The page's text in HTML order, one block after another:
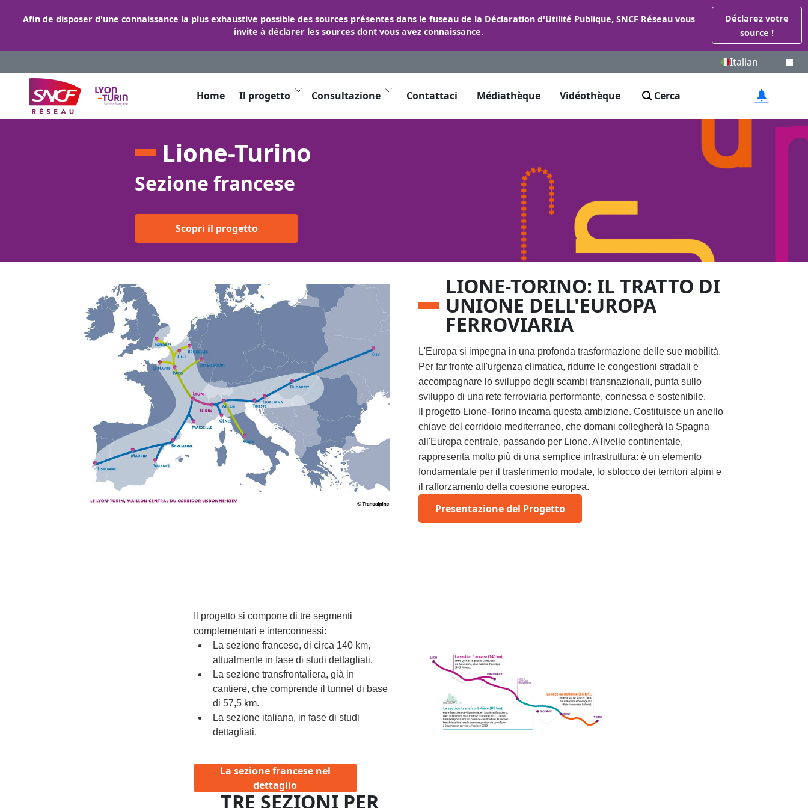
Afin de disposer d'une connaissance la plus exhaustive possible des sources présentes dans le fuseau de la Déclaration d'Utilité Publique, SNCF Réseau vous
invite à déclarer les sources dont vous avez connaissance.
Déclarez votre
source !
Italian
Home Il progetto Consultazione Contattaci Médiathèque Vidéothèque Cerca
Lione-Turino
Sezione francese
Scopri il progetto
LIONE-TORINO: IL TRATTO DI
UNIONE DELL'EUROPA
FERROVIARIA
L'Europa si impegna in una profonda trasformazione delle sue mobilità.
Per far fronte all'urgenza climatica, ridurre le congestioni stradali e
accompagnare lo sviluppo degli scambi transnazionali, punta sullo
sviluppo di una rete ferroviaria performante, connessa e sostenibile.
Il progetto Lione-Torino incarna questa ambizione. Costituisce un anello
chiave del corridoio mediterraneo, che domani collegherà la Spagna
all'Europa centrale, passando per Lione. A livello continentale,
rappresenta molto più di una semplice infrastruttura: è un elemento
fondamentale per il trasferimento modale, lo sblocco dei territori alpini e
il rafforzamento della coesione europea.
Presentazione del Progetto
TRE SEZIONI PER
Il progetto si compone di tre segmenti
complementari e interconnessi:
La sezione francese, di circa 140 km,
attualmente in fase di studi dettagliati.
La sezione transfrontaliera, già in
cantiere, che comprende il tunnel di base
di 57,5 km.
La sezione italiana, in fase di studi
dettagliati.
La sezione francese nel
dettaglio